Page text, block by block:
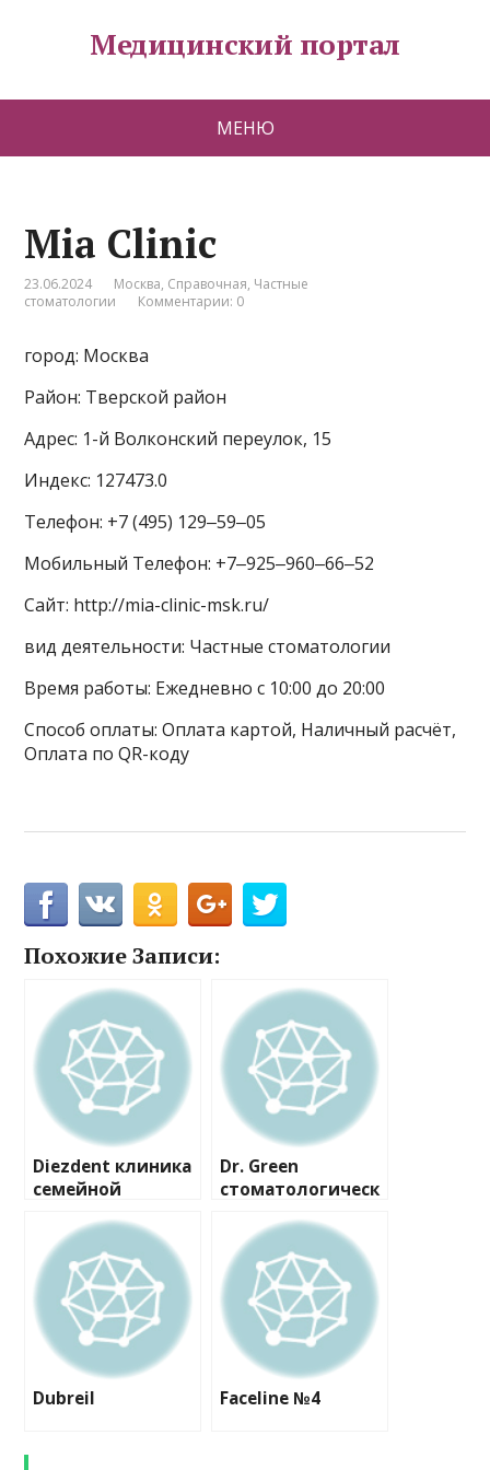
Медицинский портал
МЕНЮ
Mia Clinic
23.06.2024 Москва, Справочная, Частные
стоматологии
Комментарии: 0
город: Москва
Район: Тверской район
Адрес: 1-й Волконский переулок, 15
Индекс: 127473.0
Телефон: +7 (495) 129‒59‒05
Мобильный Телефон: +7‒925‒960‒66‒52
Сайт: http://mia-clinic-msk.ru/
вид деятельности: Частные стоматологии
Время работы: Ежедневно с 10:00 до 20:00
Способ оплаты: Оплата картой, Наличный расчёт,
Оплата по QR-коду
Похожие Записи:
Diezdent клиника
семейной
Dr. Green
стоматологическ
Dubreil Faceline №4